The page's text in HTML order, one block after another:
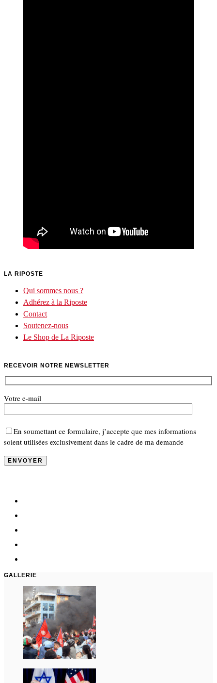
LA RIPOSTE
Qui sommes nous ?
Adhérez à la Riposte
Contact
Soutenez-nous
Le Shop de La Riposte
RECEVOIR NOTRE NEWSLETTER
Votre e-mail
En soumettant ce formulaire, j’accepte que mes informations
soient utilisées exclusivement dans le cadre de ma demande
GALLERIE